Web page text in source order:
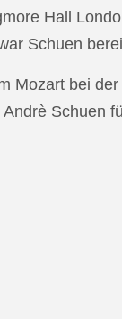
Hall
Schuen
Mozart bei
Schuen